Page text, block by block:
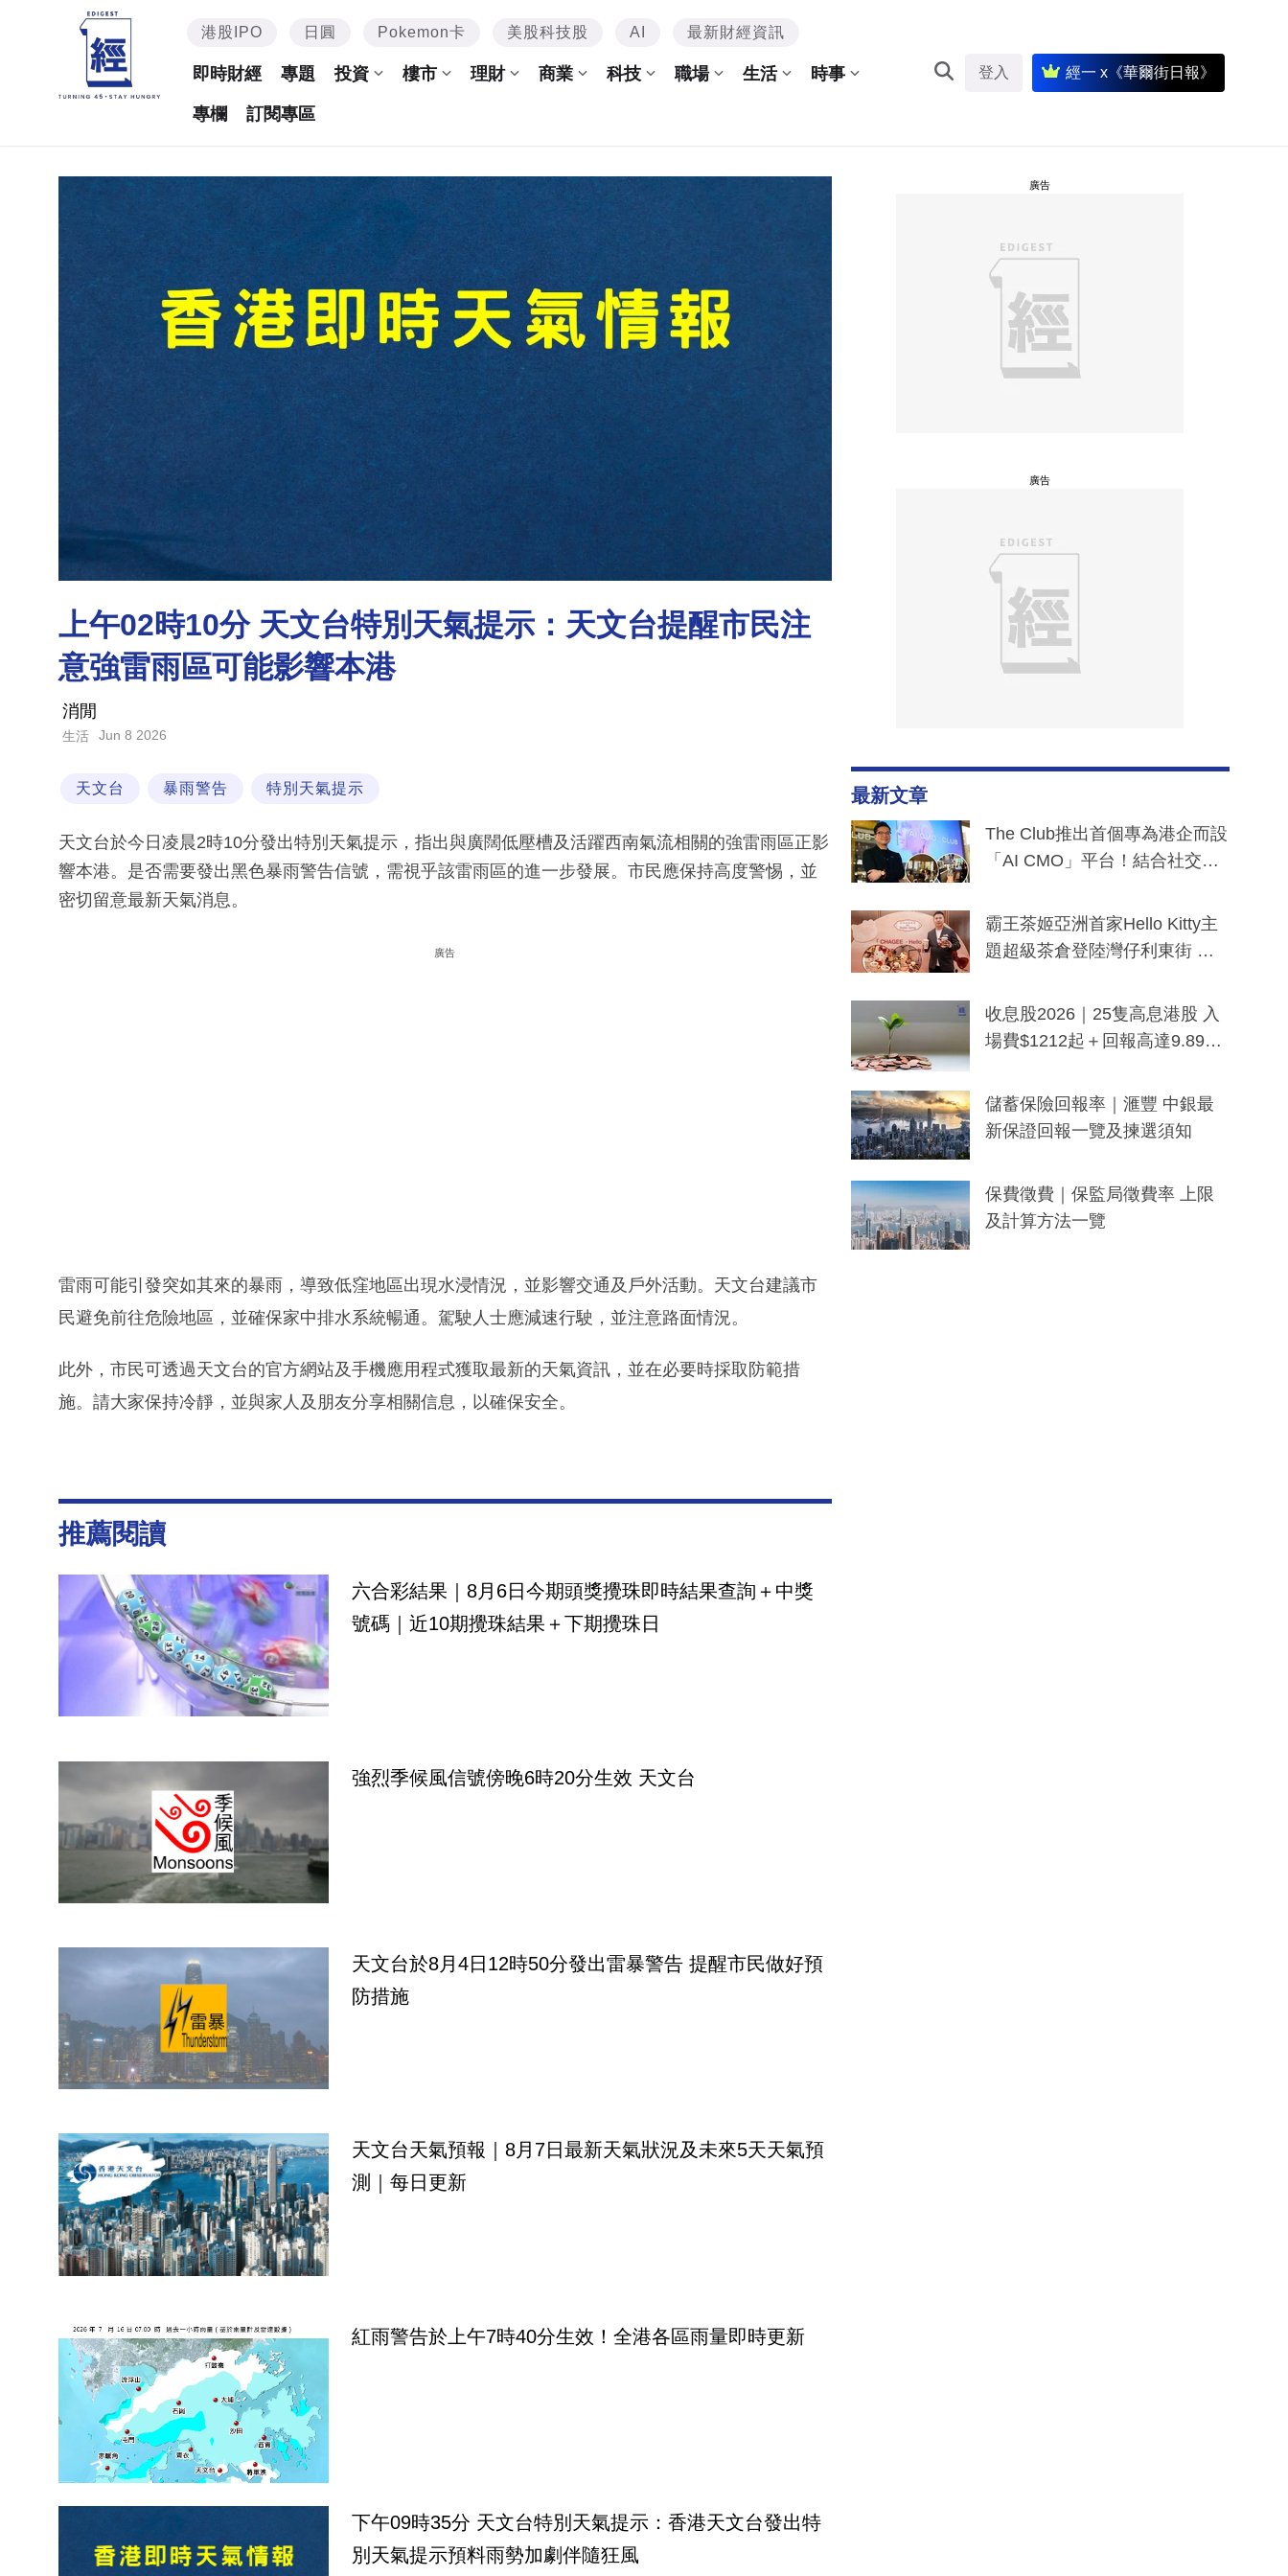
港股IPO 日圓 Pokemon卡 美股科技股 AI 最新財經資訊
即時財經 專題 投資 樓市 理財 商業 科技 職場 生活 時事
專欄 訂閱專區
登入 經一 x《華爾街日報》
上午02時10分 天文台特別天氣提示：天文台提醒市民注
意強雷雨區可能影響本港
消閒
生活 Jun 8 2026
天文台 暴雨警告 特別天氣提示
天文台於今日凌晨2時10分發出特別天氣提示，指出與廣闊低壓槽及活躍西南氣流相關的強雷雨區正影
響本港。是否需要發出黑色暴雨警告信號，需視乎該雷雨區的進一步發展。市民應保持高度警惕，並
密切留意最新天氣消息。
廣告
雷雨可能引發突如其來的暴雨，導致低窪地區出現水浸情況，並影響交通及戶外活動。天文台建議市
民避免前往危險地區，並確保家中排水系統暢通。駕駛人士應減速行駛，並注意路面情況。
此外，市民可透過天文台的官方網站及手機應用程式獲取最新的天氣資訊，並在必要時採取防範措
施。請大家保持冷靜，並與家人及朋友分享相關信息，以確保安全。
推薦閱讀
六合彩結果｜8月6日今期頭獎攪珠即時結果查詢＋中獎
號碼｜近10期攪珠結果＋下期攪珠日
強烈季候風信號傍晚6時20分生效 天文台
天文台於8月4日12時50分發出雷暴警告 提醒市民做好預
防措施
天文台天氣預報｜8月7日最新天氣狀況及未來5天天氣預
測｜每日更新
紅雨警告於上午7時40分生效！全港各區雨量即時更新
下午09時35分 天文台特別天氣提示：香港天文台發出特
別天氣提示預料雨勢加劇伴隨狂風
廣告
廣告
最新文章
The Club推出首個專為港企而設
「AI CMO」平台！結合社交聆
分鐘生成「貼地」宣傳短片
霸王茶姬亞洲首家Hello Kitty主
題超級茶倉登陸灣仔利東街 推
y及香港限定特調系列
收息股2026｜25隻高息港股 入
場費$1212起＋回報高達9.89
儲蓄保險回報率｜滙豐 中銀最
新保證回報一覽及揀選須知
保費徵費｜保監局徵費率 上限
及計算方法一覽